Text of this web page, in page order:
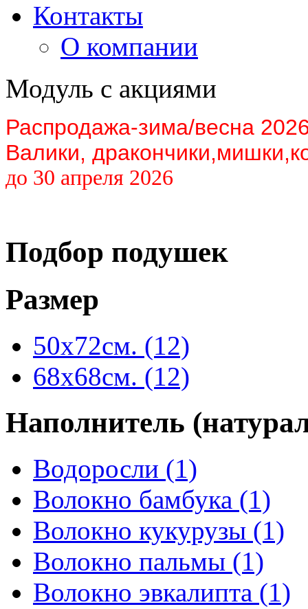
Контакты
О компании
Модуль с акциями
Распродажа-зима/весна
Валики,
до 30 апреля 2026
Подбор подушек
Размер
50x72см. (12)
68x68см. (12)
Наполнитель
Водоросли (1)
Волокно бамбука (1)
Волокно кукурузы (1)
Волокно пальмы (1)
Волокно эвкалипта (1)